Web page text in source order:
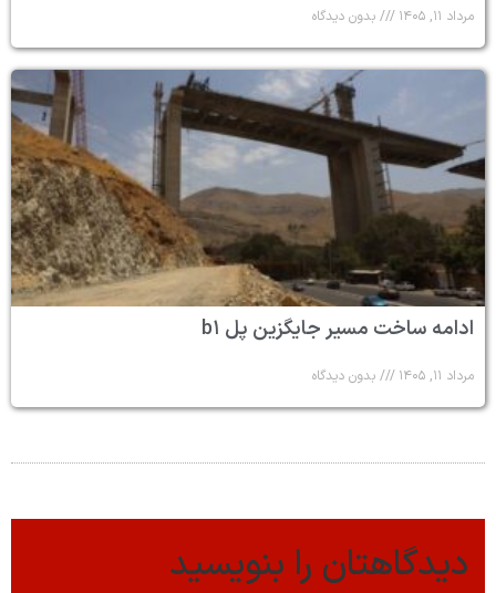
مرداد ۱۱, ۱۴۰۵ بدون دیدگاه
ادامه ساخت مسیر جایگزین پل b۱
مرداد ۱۱, ۱۴۰۵ بدون دیدگاه
دیدگاهتان را بنویسید